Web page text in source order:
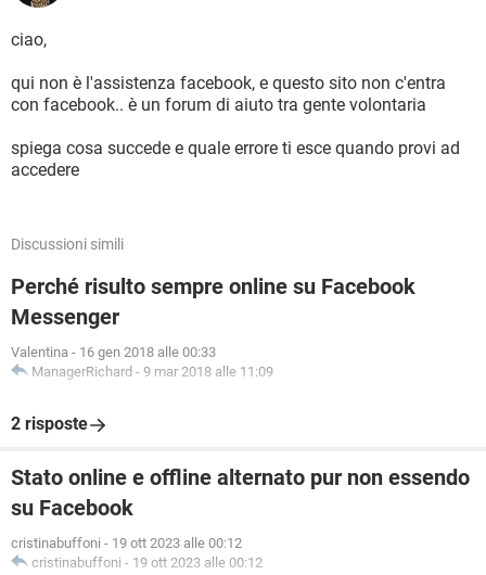
ciao,
qui non è l'assistenza facebook, e questo sito non c'entra
con facebook.. è un forum di aiuto tra gente volontaria
spiega cosa succede e quale errore ti esce quando provi ad
accedere
Discussioni simili
Perché risulto sempre online su Facebook
Messenger
Valentina - 16 gen 2018 alle 00:33
ManagerRichard - 9 mar 2018 alle 11:09
2 risposte
Stato online e offline alternato pur non essendo
su Facebook
cristinabuffoni - 19 ott 2023 alle 00:12
cristinabuffoni - 19 ott 2023 alle 00:12